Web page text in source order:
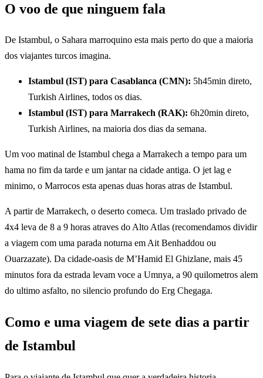
O voo de que ninguem fala
De Istambul, o Sahara marroquino esta mais perto do que a maioria
dos viajantes turcos imagina.
Istambul (IST) para Casablanca (CMN): 5h45min direto,
Turkish Airlines, todos os dias.
Istambul (IST) para Marrakech (RAK): 6h20min direto,
Turkish Airlines, na maioria dos dias da semana.
Um voo matinal de Istambul chega a Marrakech a tempo para um
hama no fim da tarde e um jantar na cidade antiga. O jet lag e
minimo, o Marrocos esta apenas duas horas atras de Istambul.
A partir de Marrakech, o deserto comeca. Um traslado privado de
4x4 leva de 8 a 9 horas atraves do Alto Atlas (recomendamos dividir
a viagem com uma parada noturna em Ait Benhaddou ou
Ouarzazate). Da cidade-oasis de M’Hamid El Ghizlane, mais 45
minutos fora da estrada levam voce a Umnya, a 90 quilometros alem
do ultimo asfalto, no silencio profundo do Erg Chegaga.
Como e uma viagem de sete dias a partir
de Istambul